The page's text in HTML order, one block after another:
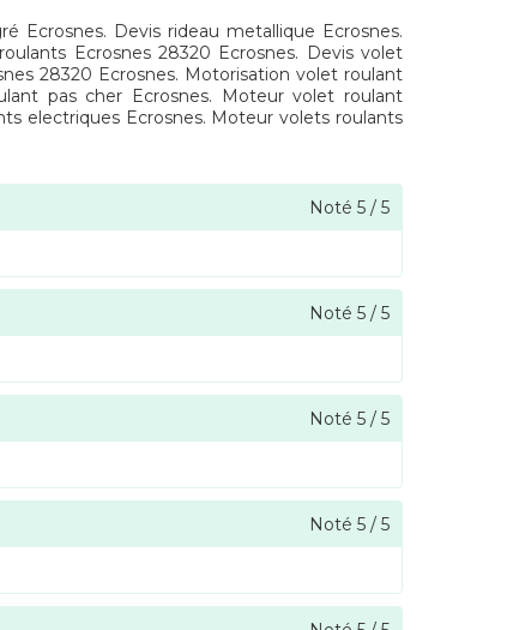
Ecrosnes. Devis rideau metallique Ecrosnes.
Ecrosnes 28320 Ecrosnes. Devis volet
28320 Ecrosnes. Motorisation volet roulant
pas cher Ecrosnes. Moteur volet roulant
electriques Ecrosnes. Moteur volets roulants
Noté 5 / 5
Noté 5 / 5
Noté 5 / 5
Noté 5 / 5